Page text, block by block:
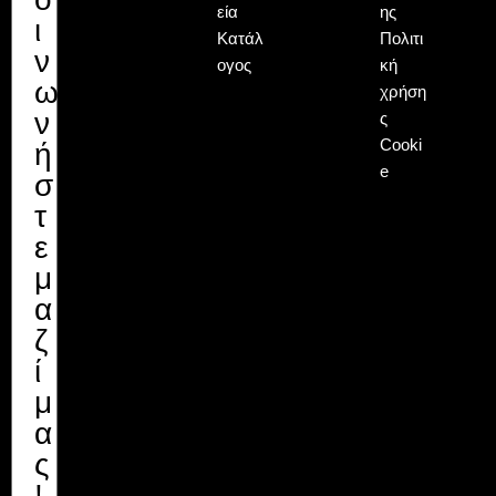
ι
ν
ω
ν
ή
σ
τ
ε
μ
α
ζ
ί
μ
α
ς
εία
Κατάλ
ογος
ης
Πολιτι
κή
χρήση
ς
Cooki
e